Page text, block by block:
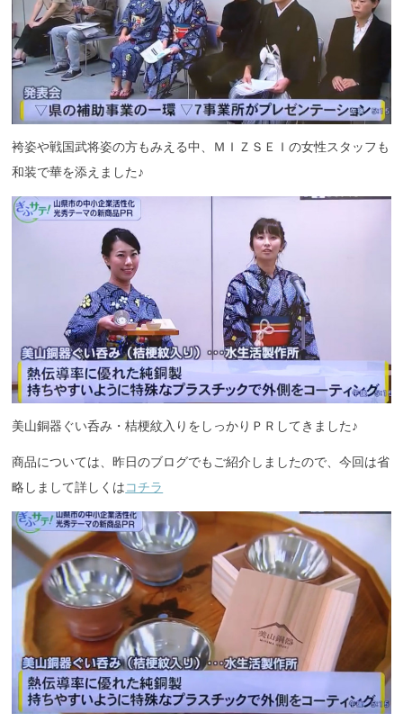
袴姿や戦国武将姿の方もみえる中、ＭＩＺＳＥＩの女性スタッフも
和装で華を添えました♪
美山銅器ぐい呑み・桔梗紋入りをしっかりＰＲしてきました♪
商品については、昨日のブログでもご紹介しましたので、今回は省
略しまして詳しくは コチラ